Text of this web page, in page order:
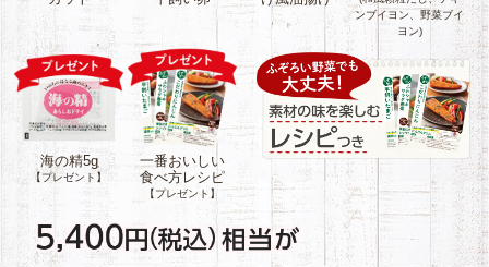
原材料：丸大豆
生産流通管理済
み）、菜種油／
凝固剤（塩化マ
グネシウム含有
物（にがり））
アレルゲン：大
ンブイヨン、野菜ブイ
ヨン)
野菜ブイヨン原
材料：食塩(国内
製造)、砂糖(さと
うきび)、酵母エ
キス(天然由来)、
オニオンパウダ
ー、マッシュポ
テトパウダー、
醤油(小麦・大豆
を含む)、馬鈴薯
澱粉、人参パウ
海の精5g
【プレゼント】
一番おいしい
食べ方レシピ
【プレゼント】